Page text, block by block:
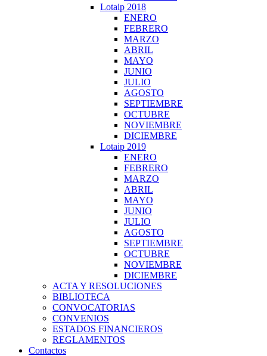
Lotaip 2018
ENERO
FEBRERO
MARZO
ABRIL
MAYO
JUNIO
JULIO
AGOSTO
SEPTIEMBRE
OCTUBRE
NOVIEMBRE
DICIEMBRE
Lotaip 2019
ENERO
FEBRERO
MARZO
ABRIL
MAYO
JUNIO
JULIO
AGOSTO
SEPTIEMBRE
OCTUBRE
NOVIEMBRE
DICIEMBRE
ACTA Y RESOLUCIONES
BIBLIOTECA
CONVOCATORIAS
CONVENIOS
ESTADOS FINANCIEROS
REGLAMENTOS
Contactos